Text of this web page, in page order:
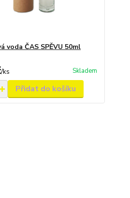
voda ČAS SPĚVU 50ml
/ks Skladem
Přidat do košíku